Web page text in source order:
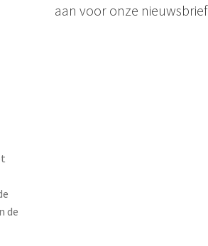
de
aan voor onze nieuwsbrief